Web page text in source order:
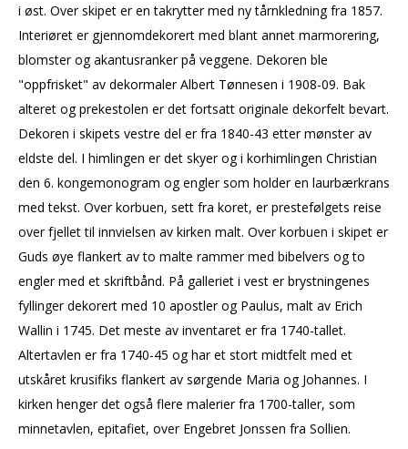
i øst. Over skipet er en takrytter med ny tårnkledning fra 1857.
Interiøret er gjennomdekorert med blant annet marmorering,
blomster og akantusranker på veggene. Dekoren ble
"oppfrisket" av dekormaler Albert Tønnesen i 1908-09. Bak
alteret og prekestolen er det fortsatt originale dekorfelt bevart.
Dekoren i skipets vestre del er fra 1840-43 etter mønster av
eldste del. I himlingen er det skyer og i korhimlingen Christian
den 6. kongemonogram og engler som holder en laurbærkrans
med tekst. Over korbuen, sett fra koret, er prestefølgets reise
over fjellet til innvielsen av kirken malt. Over korbuen i skipet er
Guds øye flankert av to malte rammer med bibelvers og to
engler med et skriftbånd. På galleriet i vest er brystningenes
fyllinger dekorert med 10 apostler og Paulus, malt av Erich
Wallin i 1745. Det meste av inventaret er fra 1740-tallet.
Altertavlen er fra 1740-45 og har et stort midtfelt med et
utskåret krusifiks flankert av sørgende Maria og Johannes. I
kirken henger det også flere malerier fra 1700-taller, som
minnetavlen, epitafiet, over Engebret Jonssen fra Sollien.